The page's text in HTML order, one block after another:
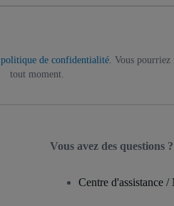
politique de confidentialité. Vous pourriez
tout moment.
Vous avez des questions ?
Centre d'assistance /